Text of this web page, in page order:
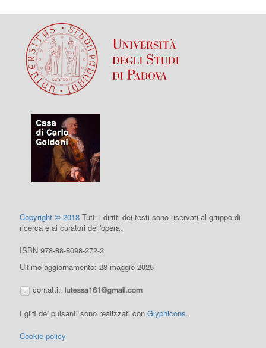
Copyright © 2018 Tutti i diritti dei testi sono riservati al gruppo di
ricerca e ai curatori dell'opera.
ISBN 978-88-8098-272-2
Ultimo aggiornamento: 28 maggio 2025
contatti:
I glifi dei pulsanti sono realizzati conGlyphicons.
Cookie policy